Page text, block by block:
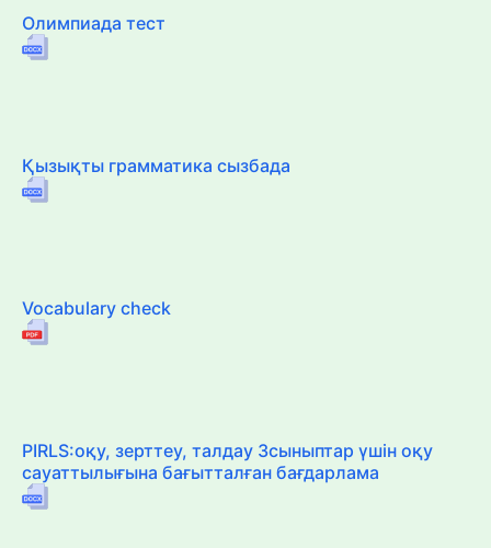
Олимпиада тест
Қызықты грамматика сызбада
Vocabulary check
PIRLS:оқу, зерттеу, талдау 3сыныптар үшін оқу
сауаттылығына бағытталған бағдарлама